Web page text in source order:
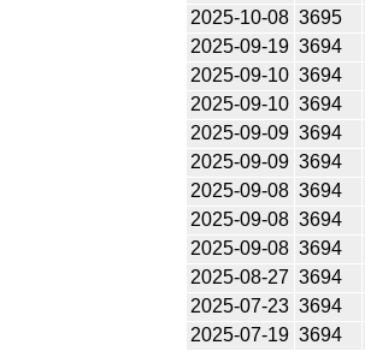
2025-10-08 3695
2025-09-19 3694
2025-09-10 3694
2025-09-10 3694
2025-09-09 3694
2025-09-09 3694
2025-09-08 3694
2025-09-08 3694
2025-09-08 3694
2025-08-27 3694
2025-07-23 3694
2025-07-19 3694